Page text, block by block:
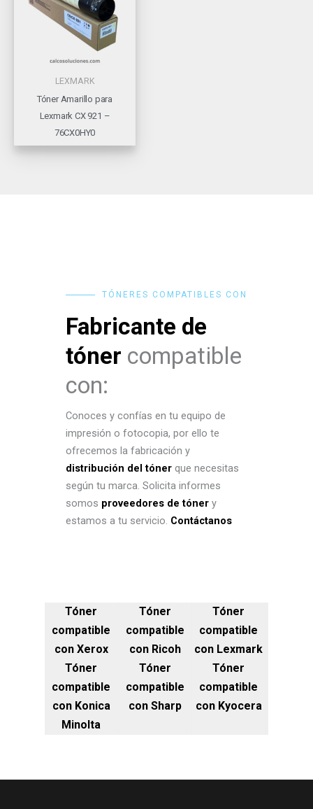
LEXMARK
Tóner Amarillo para
Lexmark CX 921 –
76CX0HY0
TÓNERES COMPATIBLES CON
Fabricante de
tóner compatible
con:
Conoces y confías en tu equipo de
impresión o fotocopia, por ello te
ofrecemos la fabricación y
distribución del tóner que necesitas
según tu marca. Solicita informes
somos proveedores de tóner y
estamos a tu servicio. Contáctanos
Tóner
compatible
con Xerox
Tóner
compatible
con Ricoh
Tóner
compatible
con Lexmark
Tóner
compatible
con Konica
Minolta
Tóner
compatible
con Sharp
Tóner
compatible
con Kyocera